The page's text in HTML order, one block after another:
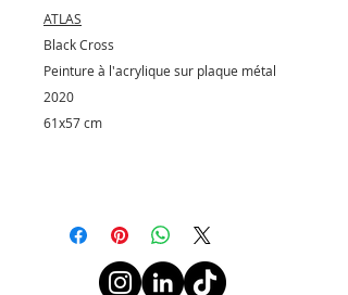
ATLAS
Black Cross
Peinture à l'acrylique sur plaque métal
2020
61x57 cm